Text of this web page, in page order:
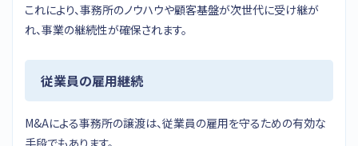
これにより、事務所のノウハウや顧客基盤が次世代に受け継が
れ、事業の継続性が確保されます。
従業員の雇用継続
M&Aによる事務所の譲渡は、従業員の雇用を守るための有効な
手段でもあります。